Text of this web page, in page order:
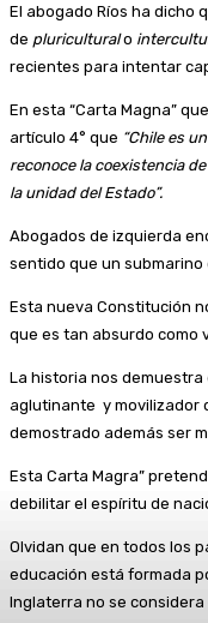
El abogado Ríos ha dicho
de pluriculturalo
recientes para intentar
En esta “Carta Magna”
artículo 4° que “Chile es
reconoce la coexistencia
la unidad del Estado”.
Abogados de izquierda
sentido que un submarino
Esta nueva Constitución
que es tan absurdo como
La historia nos
aglutinante y movilizador
demostrado además ser
Esta Carta Magra”
debilitar el espíritu de
Olvidan que en todos los
educación está formada
Inglaterra no se